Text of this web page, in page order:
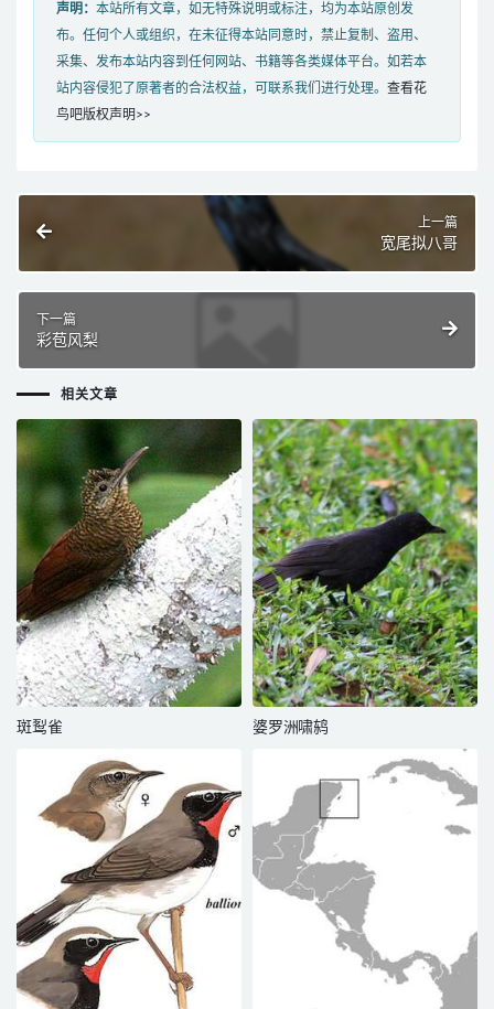
声明： 本站所有文章，如无特殊说明或标注，均为本站原创发
布。任何个人或组织，在未征得本站同意时，禁止复制、盗用、
采集、发布本站内容到任何网站、书籍等各类媒体平台。如若本
站内容侵犯了原著者的合法权益，可联系我们进行处理。 查看花
鸟吧版权声明>>
上一篇
宽尾拟八哥
下一篇
彩苞风梨
相关文章
斑䴕雀 婆罗洲啸鸫